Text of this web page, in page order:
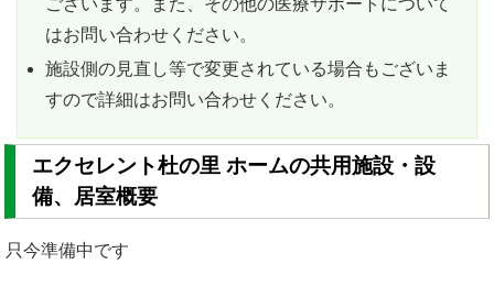
ございます。また、その他の医療サポートについて
はお問い合わせください。
施設側の見直し等で変更されている場合もございま
すので詳細はお問い合わせください。
エクセレント杜の里 ホームの共用施設・設
備、居室概要
只今準備中です